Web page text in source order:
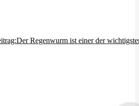
Der Regenwurm ist einer der